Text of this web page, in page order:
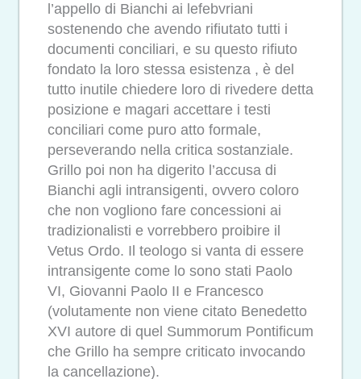
l’appello di Bianchi ai lefebvriani
sostenendo che avendo rifiutato tutti i
documenti conciliari, e su questo rifiuto
fondato la loro stessa esistenza , è del
tutto inutile chiedere loro di rivedere detta
posizione e magari accettare i testi
conciliari come puro atto formale,
perseverando nella critica sostanziale.
Grillo poi non ha digerito l’accusa di
Bianchi agli intransigenti, ovvero coloro
che non vogliono fare concessioni ai
tradizionalisti e vorrebbero proibire il
Vetus Ordo. Il teologo si vanta di essere
intransigente come lo sono stati Paolo
VI, Giovanni Paolo II e Francesco
(volutamente non viene citato Benedetto
XVI autore di quel Summorum Pontificum
che Grillo ha sempre criticato invocando
la cancellazione).